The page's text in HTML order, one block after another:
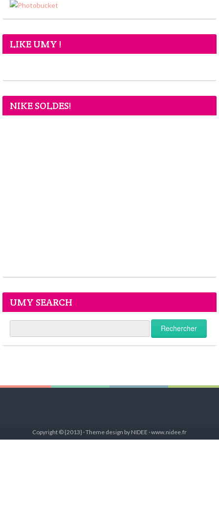
LIKE UMY !
NIKE SOLDES!
UMY SEARCH
Copyright © {2013} · Theme design by NIDEE · www.nidee.fr